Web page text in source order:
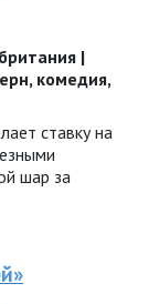
|
комедия,
ставку на
шар за